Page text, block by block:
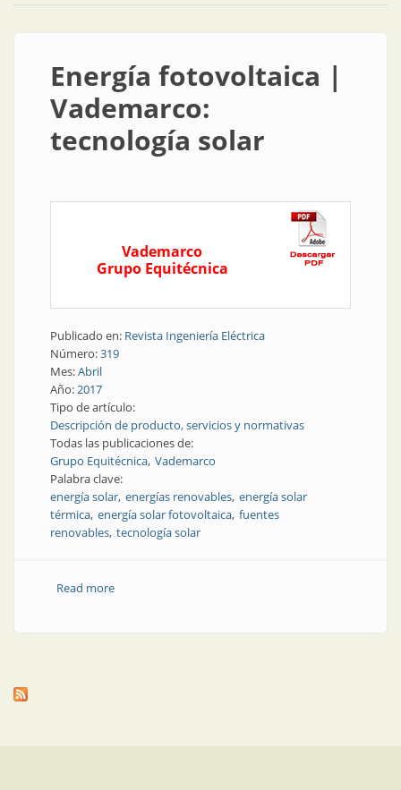
Energía fotovoltaica |
Vademarco:
tecnología solar
Vademarco
Grupo Equitécnica
Publicado en: Revista Ingeniería Eléctrica
Número:319
Mes:Abril
Año:2017
Tipo de artículo:
Descripción de producto, servicios y normativas
Todas las publicaciones de:
Grupo Equitécnica Vademarco
Palabra clave:
energía solar energías renovables energía solar
térmica energía solar fotovoltaica fuentes
renovables tecnología solar
Read moreabout Energía fotovoltaica | Vademarco: tecnología